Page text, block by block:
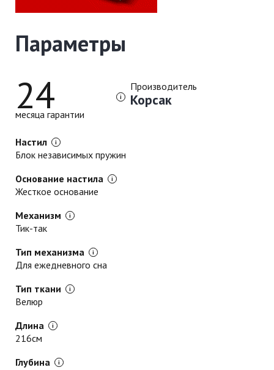
Параметры
Настил
Блок независимых пружин
Основание настила
Жесткое основание
Механизм
Тик-так
Тип механизма
Для ежедневного сна
Тип ткани
Велюр
Длина
216см
Глубина
Производитель
Корсак
24
месяца гарантии